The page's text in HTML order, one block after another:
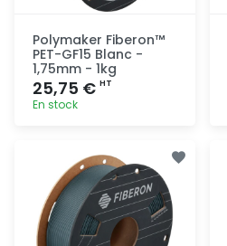
Polymaker Fiberon™
PET-GF15 Blanc -
1,75mm - 1kg
25,75 € HT
En stock
rapide